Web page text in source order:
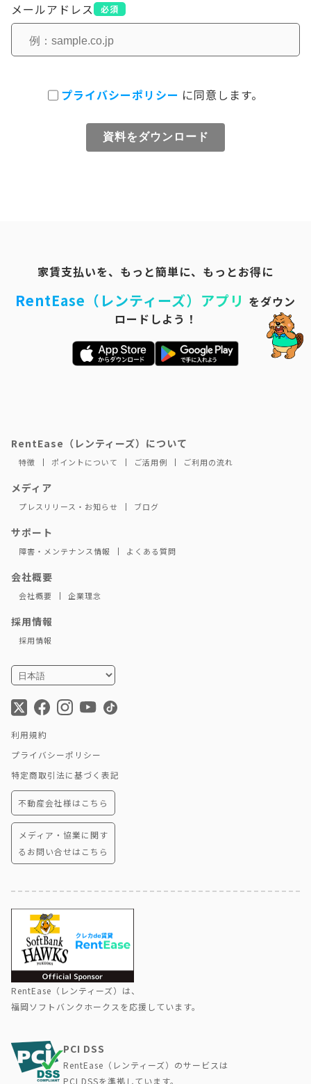
メールアドレス 必須
プライバシーポリシー に同意します。
資料をダウンロード
家賃支払いを、もっと簡単に、もっとお得に
RentEase（レンティーズ）アプリ をダウン
ロードしよう！
RentEase（レンティーズ）について
特徴 ポイントについて ご活用例 ご利用の流れ
メディア
プレスリリース・お知らせ ブログ
サポート
障害・メンテナンス情報 よくある質問
会社概要
会社概要 企業理念
採用情報
採用情報
利用規約
プライバシーポリシー
特定商取引法に基づく表記
不動産会社様はこちら
メディア・協業に関す
るお問い合せはこちら
RentEase（レンティーズ）は、
福岡ソフトバンクホークスを応援しています。
PCI DSS
RentEase（レンティーズ）のサービスは
PCI DSSを準拠しています。